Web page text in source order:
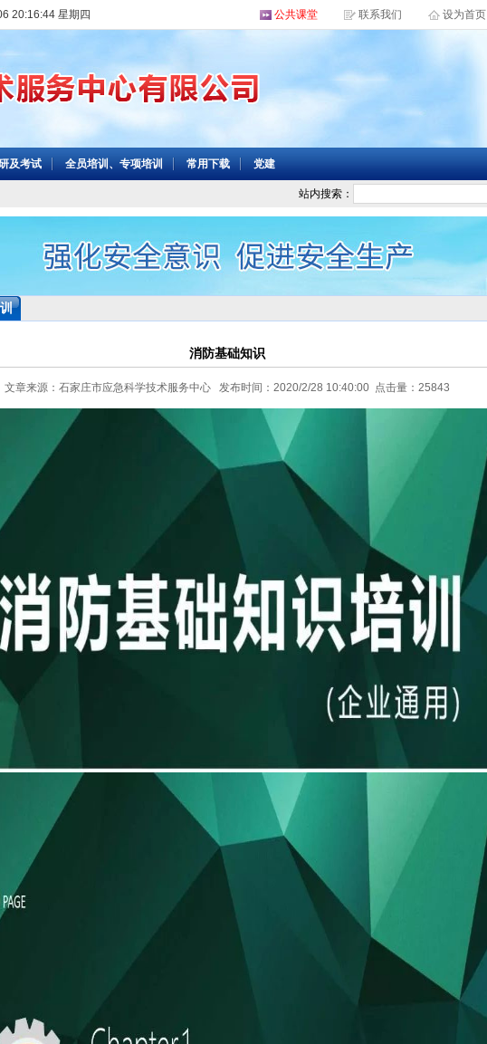
20:16:45 星期四 公共课堂 联系我们 设为首页
及考试 全员培训、专项培训 常用下载 党建
站内搜索：
消防基础知识
文章来源：石家庄市应急科学技术服务中心 发布时间：2020/2/28 10:40:00 点击量：25843